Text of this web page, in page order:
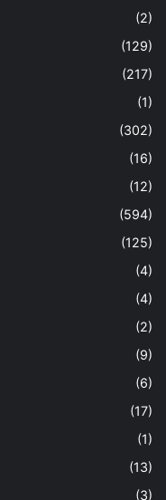
(2)
(129)
(217)
(1)
(302)
(16)
(12)
(594)
(125)
(4)
(4)
(2)
(9)
(6)
(17)
(1)
(13)
(3)